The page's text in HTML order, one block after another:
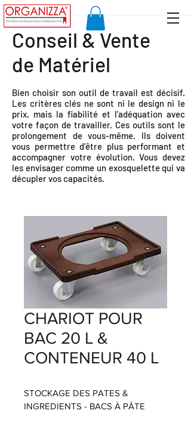
Conseil & Vente
de Matériel
Bien choisir son outil de travail est décisif.
Les critères clés ne sont ni le design ni le
prix, mais la fiabilité et l’adéquation avec
votre façon de travailler. Ces outils sont le
prolongement de vous-même. Ils doivent
vous permettre d’être plus performant et
accompagner votre évolution. Vous devez
les envisager comme un exosquelette qui va
décupler vos capacités.
CHARIOT POUR
BAC 20 L &
CONTENEUR 40 L
STOCKAGE DES PATES &
INGREDIENTS - BACS À PÂTE